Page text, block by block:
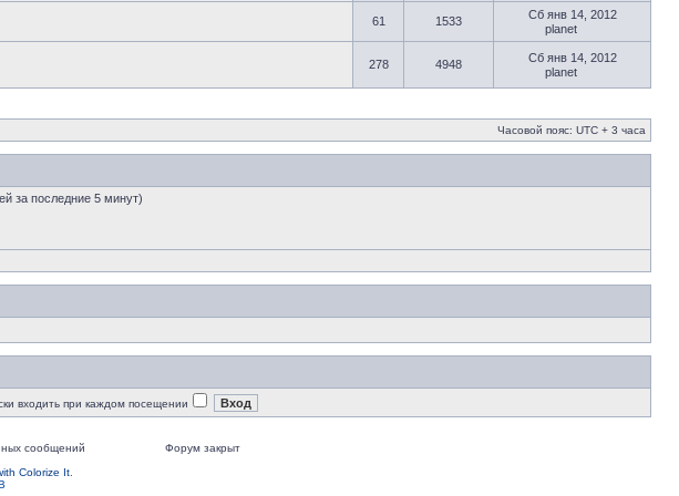
61 1533
Сб янв 14, 2012
planet
278 4948
Сб янв 14, 2012
planet
Часовой пояс: UTC + 3 часа
за последние 5 минут)
входить при каждом посещении
сообщений
Форум закрыт
Colorize It.